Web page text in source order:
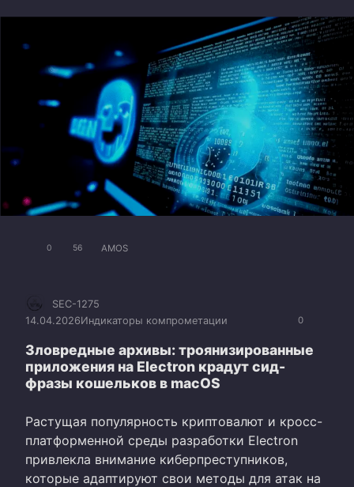
0 56 AMOS
0
SEC-1275
14.04.2026Индикаторы компрометации
Зловредные архивы: троянизированные
приложения на Electron крадут сид-
фразы кошельков в macOS
Растущая популярность криптовалют и кросс-
платформенной среды разработки Electron
привлекла внимание киберпреступников,
которые адаптируют свои методы для атак на